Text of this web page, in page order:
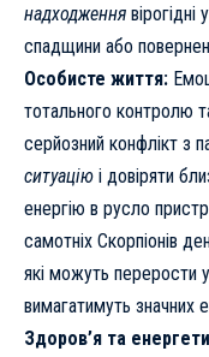
надходження вірогідні
спадщини або
Особисте життя:
тотального контролю
серйозний конфлікт з
ситуацію і довіряти
енергію в русло
самотніх Скорпіонів
які можуть перерости
вимагатимуть значних
Здоров’я та